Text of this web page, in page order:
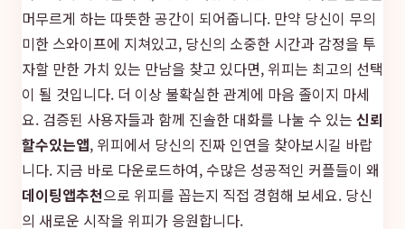
머무르게 하는 따뜻한 공간이 되어줍니다. 만약 당신이 무의
미한 스와이프에 지쳐있고, 당신의 소중한 시간과 감정을 투
자할 만한 가치 있는 만남을 찾고 있다면, 위피는 최고의 선택
이 될 것입니다. 더 이상 불확실한 관계에 마음 졸이지 마세
요. 검증된 사용자들과 함께 진솔한 대화를 나눌 수 있는 신뢰
할수있는앱, 위피에서 당신의 진짜 인연을 찾아보시길 바랍
니다. 지금 바로 다운로드하여, 수많은 성공적인 커플들이 왜
데이팅앱추천으로 위피를 꼽는지 직접 경험해 보세요. 당신
의 새로운 시작을 위피가 응원합니다.